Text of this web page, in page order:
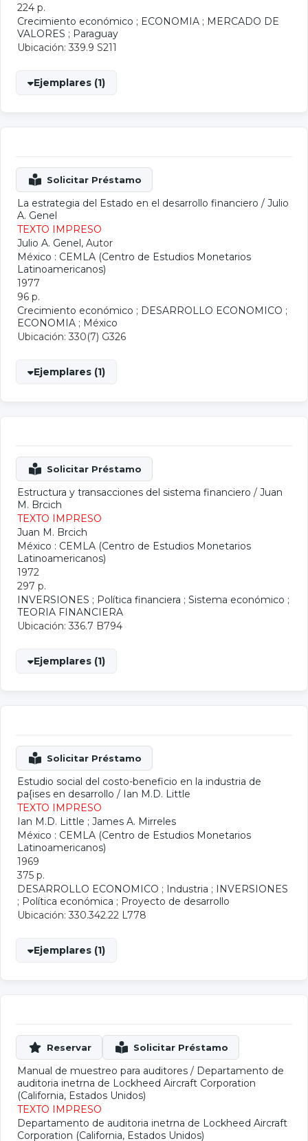
224 p.
Crecimiento económico ; ECONOMIA ; MERCADO DE
VALORES ; Paraguay
Ubicación: 339.9 S211
Ejemplares (1)
La estrategia del Estado en el desarrollo financiero / Julio
A. Genel
TEXTO IMPRESO
Julio A. Genel, Autor
México : CEMLA (Centro de Estudios Monetarios
Latinoamericanos)
1977
96 p.
Crecimiento económico ; DESARROLLO ECONOMICO ;
ECONOMIA ; México
Ubicación: 330(7) G326
Ejemplares (1)
Estructura y transacciones del sistema financiero / Juan
M. Brcich
TEXTO IMPRESO
Juan M. Brcich
México : CEMLA (Centro de Estudios Monetarios
Latinoamericanos)
1972
297 p.
INVERSIONES ; Política financiera ; Sistema económico ;
TEORIA FINANCIERA
Ubicación: 336.7 B794
Ejemplares (1)
Estudio social del costo-beneficio en la industria de
pa{ises en desarrollo / Ian M.D. Little
TEXTO IMPRESO
Ian M.D. Little ; James A. Mirreles
México : CEMLA (Centro de Estudios Monetarios
Latinoamericanos)
1969
375 p.
DESARROLLO ECONOMICO ; Industria ; INVERSIONES
; Política económica ; Proyecto de desarrollo
Ubicación: 330.342.22 L778
Ejemplares (1)
Manual de muestreo para auditores / Departamento de
auditoria inetrna de Lockheed Aircraft Corporation
(California, Estados Unidos)
TEXTO IMPRESO
Departamento de auditoria inetrna de Lockheed Aircraft
Corporation (California, Estados Unidos)